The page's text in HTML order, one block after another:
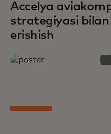
Accelya
strategiyasi
erishish